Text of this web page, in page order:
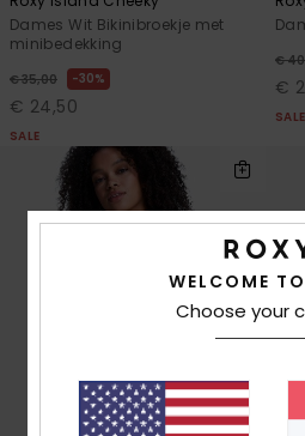
Dames Wit Bikinibroekje met
minibedekking
€ 35,00 30%
€ 24,50
SALE
€
€
SALE
WELCOME
Choose your